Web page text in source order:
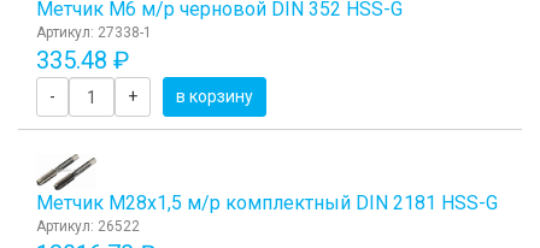
Метчик М6 м/р черновой DIN 352 HSS-G
Артикул: 27338-1
335.48 ₽
- + в корзину
Метчик М28x1,5 м/р комплектный DIN 2181 HSS-G
Артикул: 26522